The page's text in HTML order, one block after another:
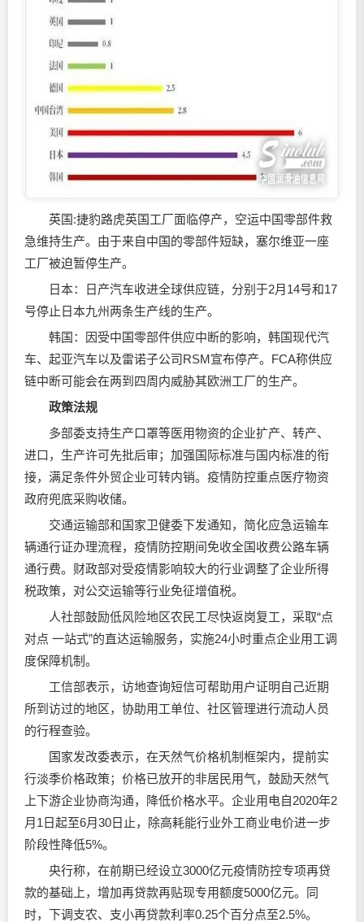
英国:捷豹路虎英国工厂面临停产，空运中国零部件救
急维持生产。由于来自中国的零部件短缺，塞尔维亚一座
工厂被迫暂停生产。
日本：日产汽车收进全球供应链，分别于2月14号和17
号停止日本九州两条生产线的生产。
韩国：因受中国零部件供应中断的影响，韩国现代汽
车、起亚汽车以及雷诺子公司RSM宣布停产。FCA称供应
链中断可能会在两到四周内威胁其欧洲工厂的生产。
政策法规
多部委支持生产口罩等医用物资的企业扩产、转产、
进口，生产许可先批后审；加强国际标准与国内标准的衔
接，满足条件外贸企业可转内销。疫情防控重点医疗物资
政府兜底采购收储。
交通运输部和国家卫健委下发通知，简化应急运输车
辆通行证办理流程，疫情防控期间免收全国收费公路车辆
通行费。财政部对受疫情影响较大的行业调整了企业所得
税政策，对公交运输等行业免征增值税。
人社部鼓励低风险地区农民工尽快返岗复工，采取“点
对点 一站式”的直达运输服务，实施24小时重点企业用工调
度保障机制。
工信部表示，访地查询短信可帮助用户证明自己近期
所到访过的地区，协助用工单位、社区管理进行流动人员
的行程查验。
国家发改委表示，在天然气价格机制框架内，提前实
行淡季价格政策；价格已放开的非居民用气，鼓励天然气
上下游企业协商沟通，降低价格水平。企业用电自2020年2
月1日起至6月30日止，除高耗能行业外工商业电价进一步
阶段性降低5%。
央行称，在前期已经设立3000亿元疫情防控专项再贷
款的基础上，增加再贷款再贴现专用额度5000亿元。同
时，下调支农、支小再贷款利率0.25个百分点至2.5%。